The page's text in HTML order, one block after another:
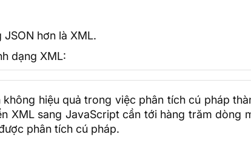
hơn là XML.
dạng XML:
hiệu quả trong việc phân tích cú pháp
XML sang JavaScript cần tới hàng trăm dòng
phân tích cú pháp.